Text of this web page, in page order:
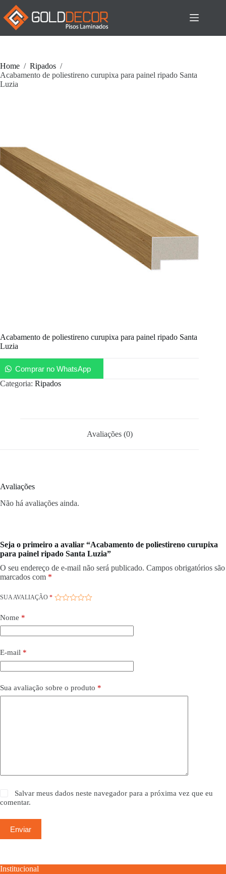
Pular
para
conteúdo
Home / Ripados /
Acabamento de poliestireno curupixa para painel ripado Santa
Luzia
Acabamento de poliestireno curupixa para painel ripado Santa
Luzia
Comprar no WhatsApp
Categoria: Ripados
Avaliações (0)
Avaliações
Não há avaliações ainda.
Seja o primeiro a avaliar “Acabamento de poliestireno curupixa
para painel ripado Santa Luzia”
O seu endereço de e-mail não será publicado. Campos obrigatórios são
marcados com *
SUA AVALIAÇÃO *
Nome *
E-mail *
Sua avaliação sobre o produto *
Salvar meus dados neste navegador para a próxima vez que eu
comentar.
Enviar
Institucional